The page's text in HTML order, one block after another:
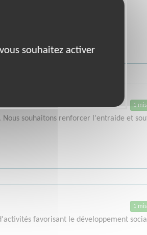
1
souhaitons renforcer l'entraide et
1
favorisant le développement
souhaitez activer